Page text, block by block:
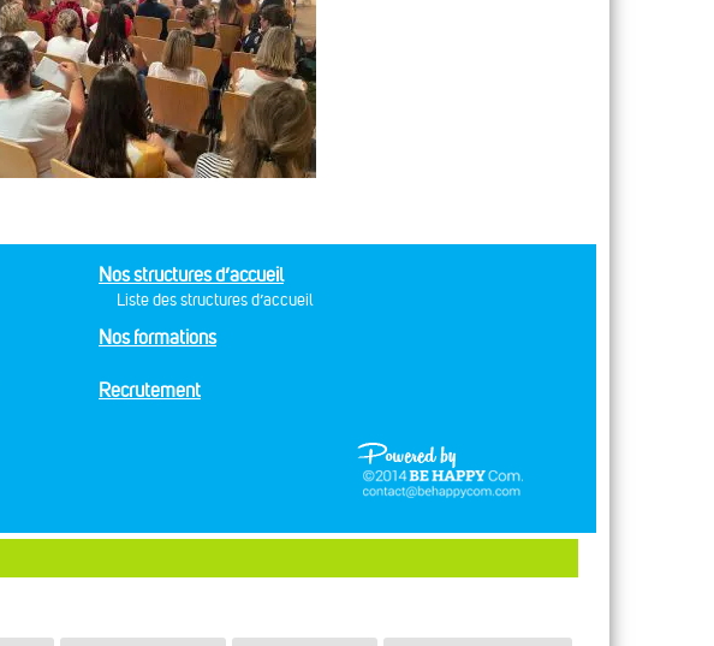
Nos structures d’accueil
Liste des structures d’accueil
Nos formations
Recrutement